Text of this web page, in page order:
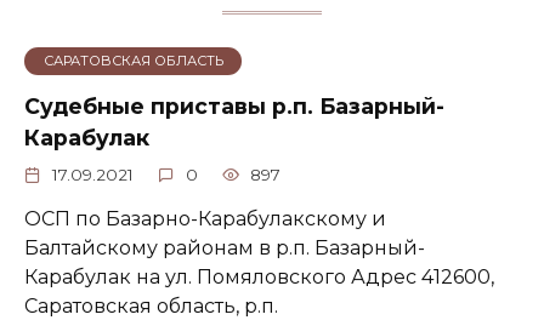
САРАТОВСКАЯ ОБЛАСТЬ
Судебные приставы р.п. Базарный-
Карабулак
17.09.2021 0 897
ОСП по Базарно-Карабулакскому и
Балтайскому районам в р.п. Базарный-
Карабулак на ул. Помяловского Адрес 412600,
Саратовская область, р.п.